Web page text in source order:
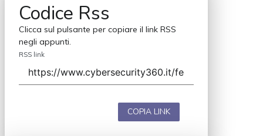
Codice Rss
Clicca sul pulsante per copiare il link RSS
negli appunti.
RSS link
COPIA LINK